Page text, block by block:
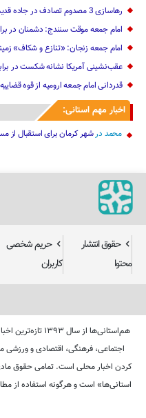
رهاسازی 3 مصدوم تصادف در جاده قدیم زنجان – تبریز
امام جمعه موقت سنندج: دشمنان در
امام جمعه زنجان: «تنازع و شکاف»
عقب‌نشینی آمریکا نشانه شکست در
قدردانی امام جمعه ارومیه از قوه
اخبار مهم استانی:
محمد درشهر کرمان برای استقبال از
حقوق انتشار
محتوا
حریم شخصی
کاربران
هم‌استانی‌ها از
اجتماعی، فرهنگی، اقتصادی و ورزشی
کردن اخبار محلی است. تمامی حقوق
استانی‌ها» است و هرگونه استفاده از